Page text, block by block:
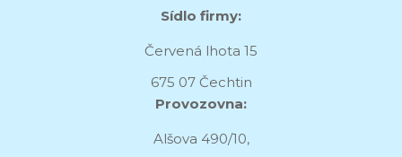
Sídlo firmy:
Červená lhota 15
675 07 Čechtin
Provozovna:
Alšova 490/10,